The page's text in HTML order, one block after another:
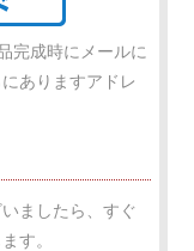
完成時にメールに
ありますアドレ
ましたら、すぐ
す。